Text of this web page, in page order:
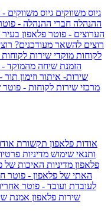
גיוס משווקים גיוס משווקים
ההנהלה חברי ההנהלה -
הערוצים - פוטר פלאפון בעיר
רוצים להשאר מעודכנים?
לקוחות מוקדי שירות
הזמנת שיחה מהמוקד -
שירות- איתור וזימון תור
מרכזי שירות לקוחות - פוטר
אודות פלאפון תקשורת
ותנאי שימוש מדיניות
פלאפון מדיניות האיכות של
האתי של פלאפון - פוטר
לעובדת ועובד - פוטר
שירות פלאפון אמנת